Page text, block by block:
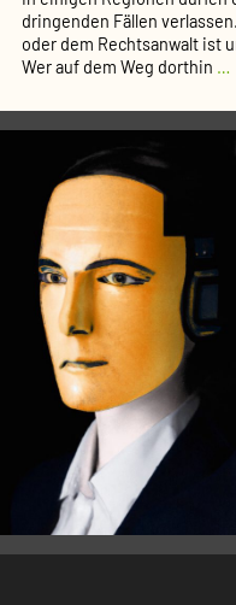
dringenden Fällen
oder dem Rechtsanwalt ist
Wer auf dem Weg dorthin …